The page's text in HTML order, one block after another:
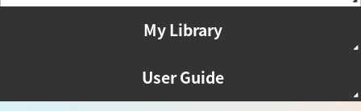
My Library
User Guide